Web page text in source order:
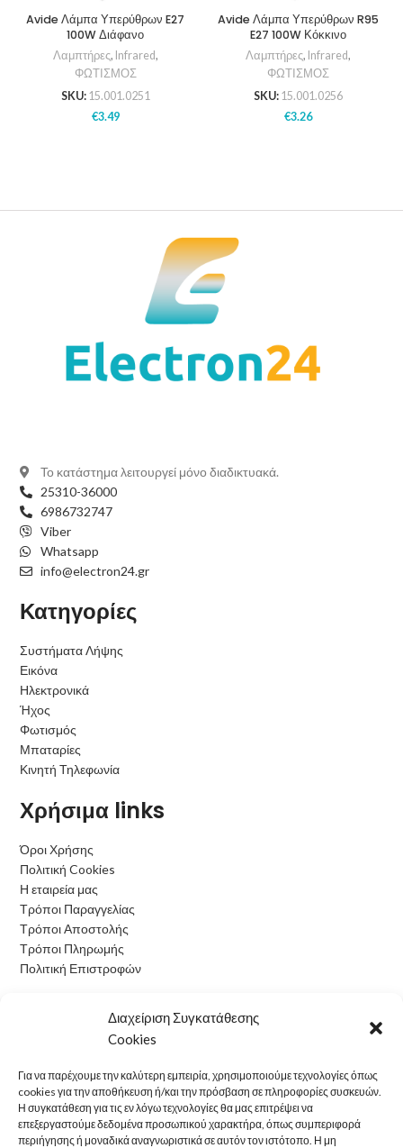
Διαχείριση Συγκατάθεσης
Cookies
Για να παρέχουμε την καλύτερη εμπειρία, χρησιμοποιούμε τεχνολογίες όπως
cookies για την αποθήκευση ή/και την πρόσβαση σε πληροφορίες συσκευών.
Η συγκατάθεση για τις εν λόγω τεχνολογίες θα μας επιτρέψει να
επεξεργαστούμε δεδομένα προσωπικού χαρακτήρα, όπως συμπεριφορά
περιήγησης ή μοναδικά αναγνωριστικά σε αυτόν τον ιστότοπο. Η μη
Avide Λάμπα Υπερύθρων E27
100W Διάφανο
Λαμπτήρες, Infrared,
ΦΩΤΙΣΜΟΣ
SKU: 15.001.0251
€3.49
Avide Λάμπα Υπερύθρων R95
E27 100W Κόκκινο
Λαμπτήρες, Infrared,
ΦΩΤΙΣΜΟΣ
SKU: 15.001.0256
€3.26
Το κατάστημα λειτουργεί μόνο διαδικτυακά.
25310-36000
6986732747
Viber
Whatsapp
info@electron24.gr
Κατηγορίες
Συστήματα Λήψης
Εικόνα
Ηλεκτρονικά
Ήχος
Φωτισμός
Μπαταρίες
Κινητή Τηλεφωνία
Χρήσιμα links
Όροι Χρήσης
Πολιτική Cookies
Η εταιρεία μας
Τρόποι Παραγγελίας
Τρόποι Αποστολής
Τρόποι Πληρωμής
Πολιτική Επιστροφών
Ωράριο Λειτουργίας
Δευτέρα: 09:00 - 15:00
Τρίτη: 09:00 - 15:00
Τετάρτη: 09:00 - 15:00
Πέμπτη: 09:00 - 15:00
Παρασκευή: 09:00 - 15:00